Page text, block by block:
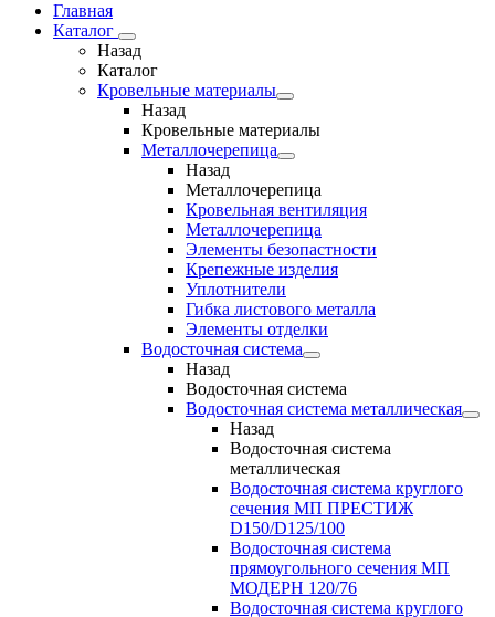
Главная
Каталог
Назад
Каталог
Кровельные материалы
Назад
Кровельные материалы
Металлочерепица
Назад
Металлочерепица
Кровельная вентиляция
Металлочерепица
Элементы безопастности
Крепежные изделия
Уплотнители
Гибка листового металла
Элементы отделки
Водосточная система
Назад
Водосточная система
Водосточная система металлическая
Назад
Водосточная система
металлическая
Водосточная система круглого
сечения МП ПРЕСТИЖ
D150/D125/100
Водосточная система
прямоугольного сечения МП
МОДЕРН 120/76
Водосточная система круглого